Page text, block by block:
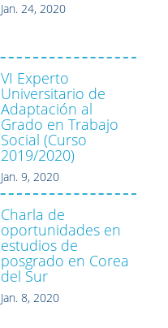
Jan. 24, 2020
VI Experto
Universitario de
Adaptación al
Grado en Trabajo
Social (Curso
2019/2020)
Jan. 9, 2020
Charla de
oportunidades en
estudios de
posgrado en Corea
del Sur
Jan. 8, 2020